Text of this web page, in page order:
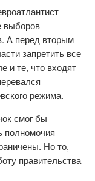
выборов
А перед вторым
запретить все
и те, что входят
режима.
смог бы
полномочия
Но то,
правительства